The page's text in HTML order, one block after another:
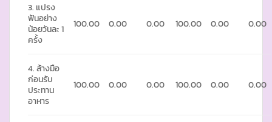
3. แปรง
ฟันอย่าง
น้อยวันละ 1
ครั้ง
100.00 0.00 0.00 100.00 0.00 0.00
4. ล้างมือ
ก่อนรับ
ประทาน
อาหาร
100.00 0.00 0.00 100.00 0.00 0.00